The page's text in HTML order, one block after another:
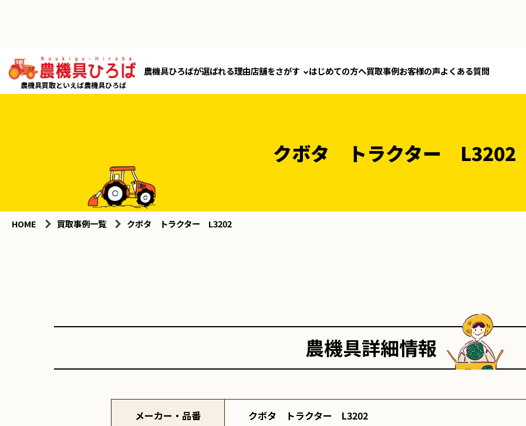
農機具買取といえば農機具ひろば
農機具ひろばが選ばれる理由店舗をさがす はじめての方へ買取事例お客様の声よくある質問
クボタ トラクター L3202
HOME 買取事例一覧 クボタ トラクター L3202
農機具詳細情報
メーカー・品番 クボタ トラクター L3202